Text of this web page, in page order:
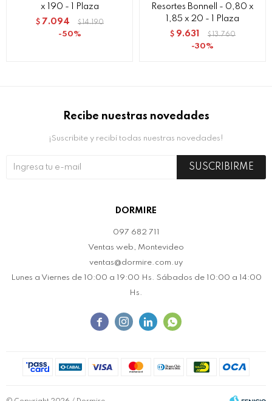
x 190 - 1 Plaza
$ 7.094 $ 14.190
50
Resortes Bonnell - 0,80 x
1,85 x 20 - 1 Plaza
$ 9.631 $ 13.760
30
DORMIRE
097 682 711
Ventas web, Montevideo
ventas@dormire.com.uy
Lunes a Viernes de 10:00 a 19:00 Hs. Sábados de 10:00 a 14:00
Hs.
   
Recibe nuestras novedades
¡Suscribite y recibí todas nuestras novedades!
SUSCRIBIRME